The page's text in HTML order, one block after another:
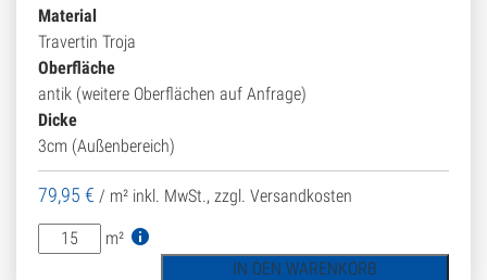
Material
Travertin Troja
Oberfläche
antik (weitere Oberflächen auf Anfrage)
Dicke
3cm (Außenbereich)
79,95 € / m² inkl. MwSt., zzgl. Versandkosten
Gehwegplatte
Travertin
m²
IN DEN WARENKORB